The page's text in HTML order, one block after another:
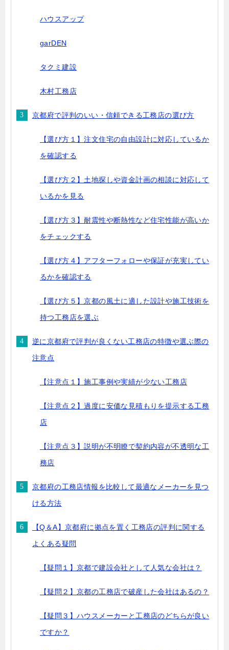
ハウスアップ
garDEN
タクミ建設
木村工務店
京都府で評判のいい・信頼できる工務店の選び方
【選び方１】注文住宅の自由設計に対応しているか
を確認する
【選び方２】土地探しや資金計画の相談に対応して
いるかを見る
【選び方３】耐震性や断熱性など住宅性能が高いか
をチェックする
【選び方４】アフターフォローや保証が充実してい
るかを確認する
【選び方５】京都の風土に適した設計や施工技術を
持つ工務店を選ぶ
逆に京都府で評判が良くない工務店の特徴や選ぶ際の
注意点
【注意点１】施工事例や実績が少ない工務店
【注意点２】過度に安価な見積もりを提示する工務
店
【注意点３】説明が不明瞭で契約内容が不透明な工
務店
京都府の工務店情報を比較して最適なメーカーを見つ
ける方法
【Q＆A】京都府に拠点を置く工務店の評判に関する
よくある疑問
【疑問１】京都で建設会社として人気な会社は？
【疑問２】京都の工務店で破産した会社はあるの？
【疑問３】ハウスメーカーと工務店のどちらが良い
ですか？